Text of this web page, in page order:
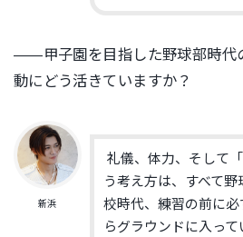
――甲子園を目指した野球部時代
動にどう活きていますか？
新浜
礼儀、体力、そして
う考え方は、すべて
校時代、練習の前に
らグラウンドに入っ